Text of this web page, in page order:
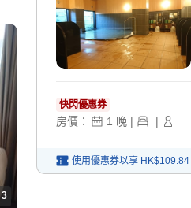
3
快閃優惠券
房價： 1 晚 | |
使用優惠券以享 HK$109.84